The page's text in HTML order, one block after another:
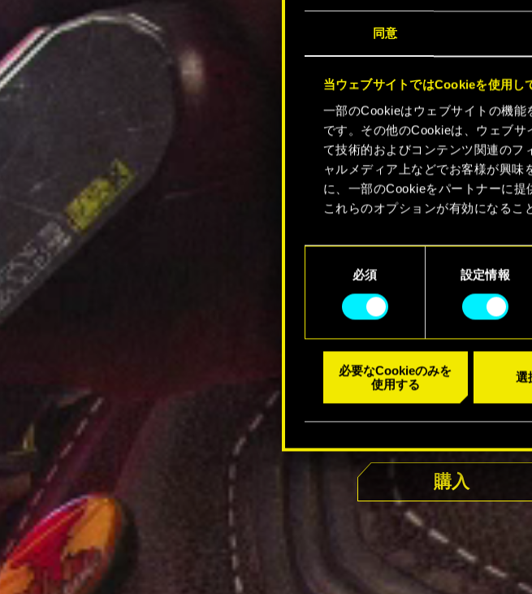
同意
当ウェブサイトではCookieを使用し
一部のCookieはウェブサイトの機
です。その他のCookieは、ウェブ
て技術的およびコンテンツ関連のフ
ャルメディア上などでお客様が興味
に、一部のCookieをパートナーに提
これらのオプションが有効になるこ
Cookieの使用およびパフォーマン
メニューでご確認ください。
必須 設定情報
必要なCookieのみを
使用する
選
好
購入